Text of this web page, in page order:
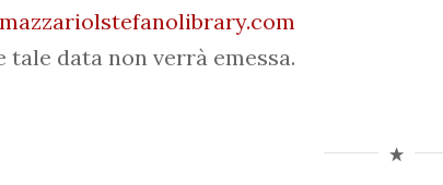
tale data non verrà emessa.